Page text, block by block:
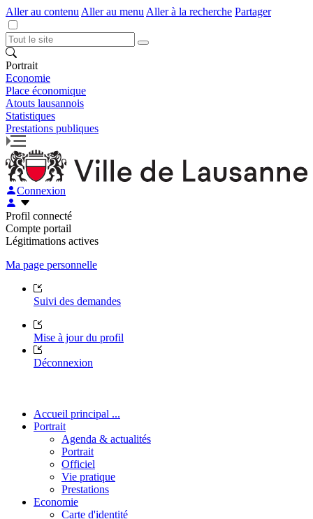
Aller au contenu Aller au menu Aller à la recherche Partager
Portrait
Economie
Place économique
Atouts lausannois
Statistiques
Prestations publiques
Connexion
Profil connecté
Compte portail
Légitimations actives
Ma page personnelle
Suivi des demandes
Mise à jour du profil
Déconnexion
Accueil principal ...
Portrait
Agenda & actualités
Portrait
Officiel
Vie pratique
Prestations
Economie
Carte d'identité